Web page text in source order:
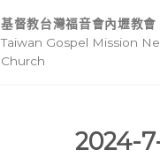
基督教台灣福音會內壢教會
Taiwan Gospel Mission
Church
2024-